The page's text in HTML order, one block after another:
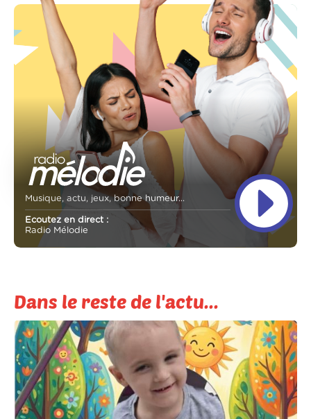
Musique, actu, jeux, bonne humeur...
Ecoutez en direct :
Radio Mélodie
Dans le reste de l'actu...